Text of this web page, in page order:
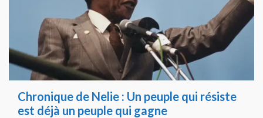
Chronique de Nelie : Un peuple qui résiste
est déjà un peuple qui gagne